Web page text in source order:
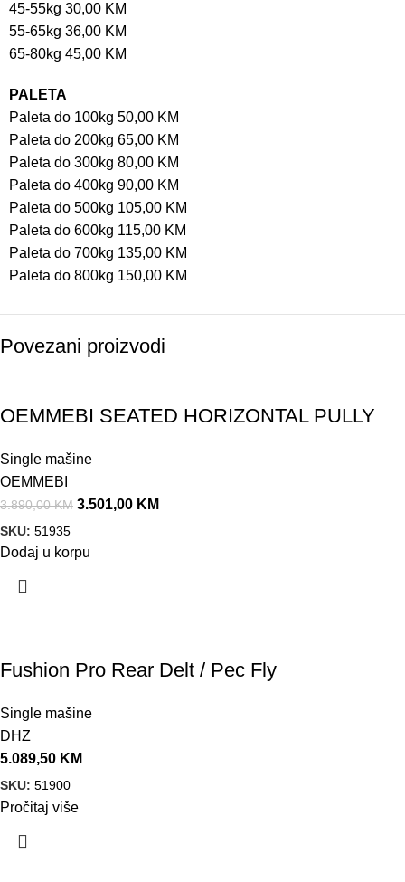
45-55kg 30,00 KM
55-65kg 36,00 KM
65-80kg 45,00 KM
PALETA
Paleta do 100kg 50,00 KM
Paleta do 200kg 65,00 KM
Paleta do 300kg 80,00 KM
Paleta do 400kg 90,00 KM
Paleta do 500kg 105,00 KM
Paleta do 600kg 115,00 KM
Paleta do 700kg 135,00 KM
Paleta do 800kg 150,00 KM
Povezani proizvodi
OEMMEBI SEATED HORIZONTAL PULLY
Single mašine
OEMMEBI
3.890,00KM 3.501,00 KM
SKU: 51935
Dodaj u korpu
Fushion Pro Rear Delt / Pec Fly
Single mašine
DHZ
5.089,50 KM
SKU: 51900
Pročitaj više